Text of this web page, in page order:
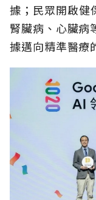
據；民眾開啟健
腎臟病、心臟病
據邁向精準醫療